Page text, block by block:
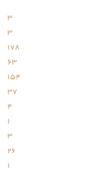
۳
۳
۱۷۸
۶۳
۱۵۴
۳۷
۴
۱
۳
۲۶
۱